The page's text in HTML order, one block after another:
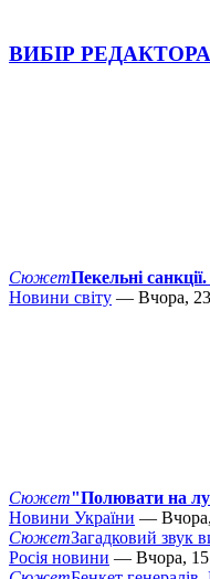
ВИБІР РЕДАКТОРА
СюжетПекельні
Новини світу — Вчора,
Сюжет"Полювати на
Новини України —
СюжетЗагадковий звук
Росія новини — Вчора,